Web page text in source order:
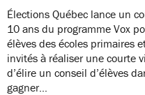
Élections Québec lance un
10 ans du programme Vox
élèves des écoles primaires
invités à réaliser une courte
d’élire un conseil d’élèves
gagner…